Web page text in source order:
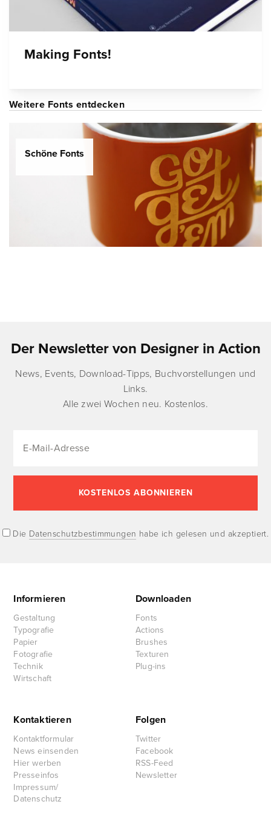
Making Fonts!
Weitere Fonts entdecken
Schöne Fonts
Der Newsletter von Designer in Action
News, Events, Download-Tipps, Buchvorstellungen und
Links.
Alle zwei Wochen neu. Kostenlos.
Die Datenschutzbestimmungen habe ich gelesen und akzeptiert.
Informieren
Gestaltung
Typografie
Papier
Fotografie
Technik
Wirtschaft
Downloaden
Fonts
Actions
Brushes
Texturen
Plug-ins
Kontaktieren
Kontaktformular
News einsenden
Hier werben
Presseinfos
Impressum/
Datenschutz
Folgen
Twitter
Facebook
RSS-Feed
Newsletter